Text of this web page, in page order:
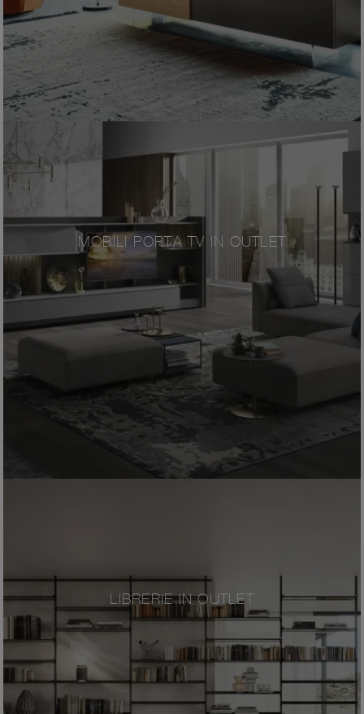
MOBILI PORTA TV IN OUTLET
LIBRERIE IN OUTLET